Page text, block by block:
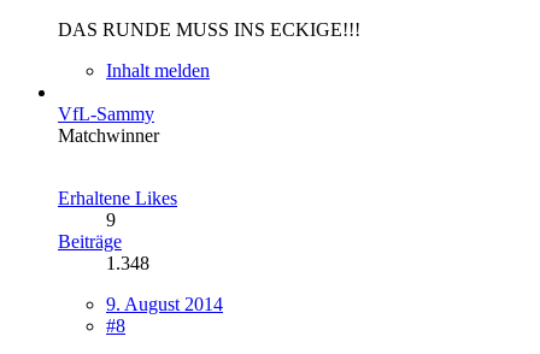
DAS RUNDE MUSS INS ECKIGE!!!
Inhalt melden
VfL-Sammy
Matchwinner
Erhaltene Likes
9
Beiträge
1.348
9. August 2014
#8